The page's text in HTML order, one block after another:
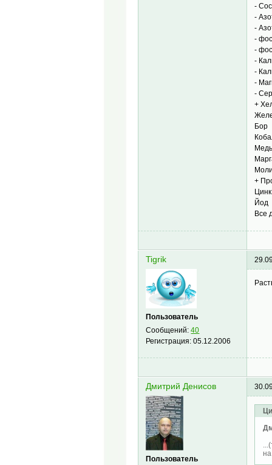
-
-
-
-
-
-
-
-
-
+
Бор
+
Йод
Все
Tigrik
Пользователь
Сообщений:40
Регистрация:05.12.2006
Дмитрий Денисов
Пользователь